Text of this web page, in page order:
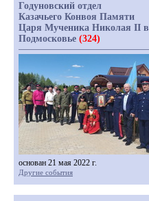
Годуновский отдел
Казачьего Конвоя Памяти
Царя Мученика Николая II в
Подмосковье (324)
основан 21 мая 2022 г.
Другие события